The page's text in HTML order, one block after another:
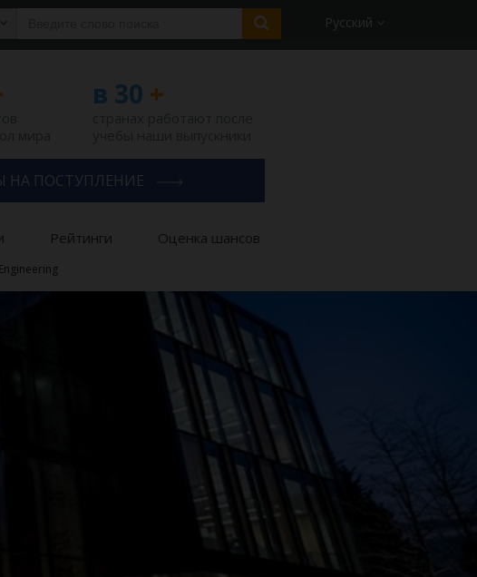
Русский
в 30 +
НА ПОСТУПЛЕНИЕ
Рейтинги Оценка шансов